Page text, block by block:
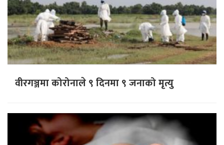
वीरगञ्जमा कोरोनाले ९ दिनमा ९ जनाको मृत्यु